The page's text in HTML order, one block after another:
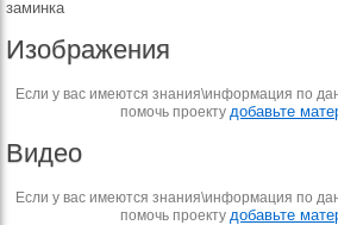
заминка
Изображения
Если у вас имеются знания\информация по
помочь проекту добавьте
Видео
Если у вас имеются знания\информация по
помочь проекту добавьте